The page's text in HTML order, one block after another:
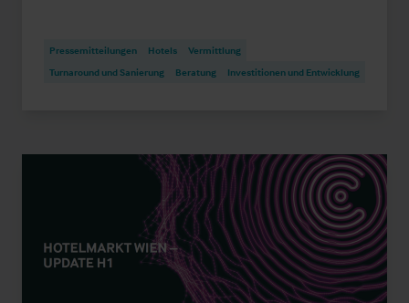
Pressemitteilungen Hotels
Vermittlung
Turnaround und Sanierung
Beratung Investitionen und Entwicklung